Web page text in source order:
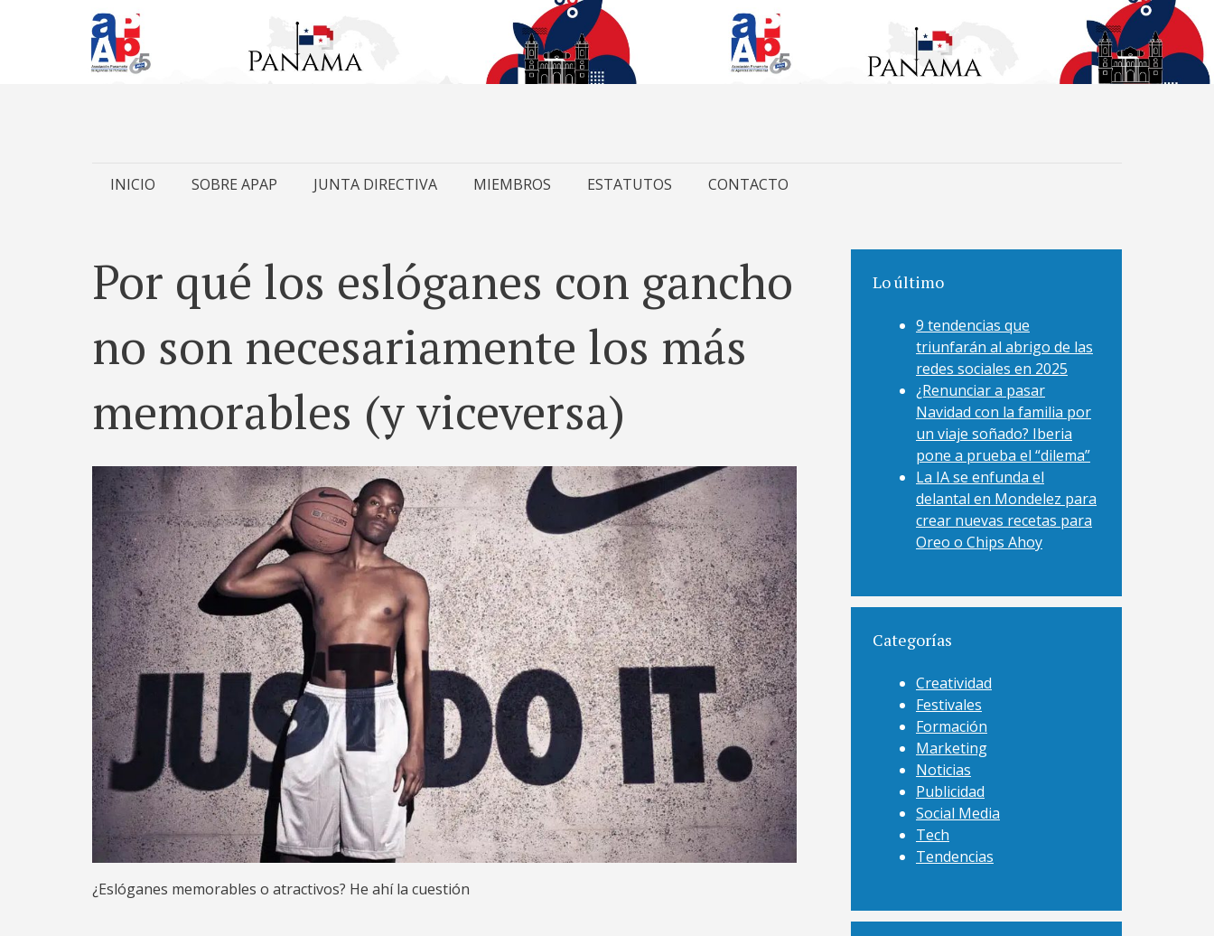
Skip
INICIO SOBRE APAP JUNTA DIRECTIVA MIEMBROS ESTATUTOS CONTACTO
Por qué los eslóganes con gancho
no son necesariamente los más
memorables (y viceversa)
¿Eslóganes memorables o atractivos? He ahí la cuestión
Lo último
9 tendencias que
triunfarán al abrigo de las
redes sociales en 2025
¿Renunciar a pasar
Navidad con la familia por
un viaje soñado? Iberia
pone a prueba el “dilema”
La IA se enfunda el
delantal en Mondelez para
crear nuevas recetas para
Oreo o Chips Ahoy
Categorías
Creatividad
Festivales
Formación
Marketing
Noticias
Publicidad
Social Media
Tech
Tendencias